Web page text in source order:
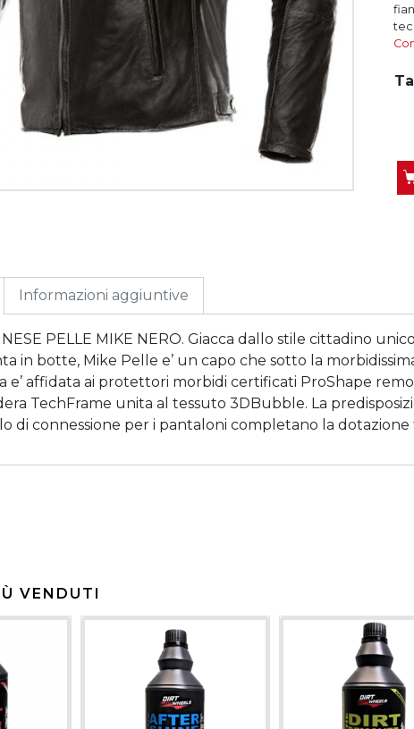
Informazioni aggiuntive
PELLE MIKE NERO. Giacca dallo stile cittadino
in botte, Mike Pelle e’ un capo che sotto la
e’ affidata ai protettori morbidi certificati ProShape
TechFrame unita al tessuto 3DBubble. La
di connessione per i pantaloni completano la dotazione
VENDUTI